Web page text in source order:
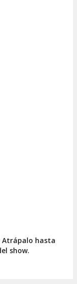
Atrápalo hasta
show.